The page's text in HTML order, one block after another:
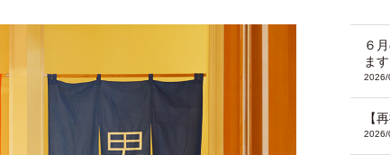
６
ま
2026/
【
2026/